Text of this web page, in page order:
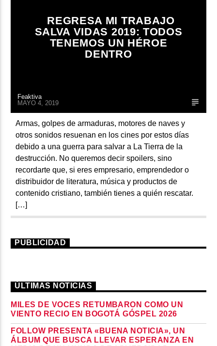
REGRESA MI TRABAJO
SALVA VIDAS 2019: TODOS
TENEMOS UN HÉROE
DENTRO
Feaktiva
MAYO 4, 2019
Armas, golpes de armaduras, motores de naves y
otros sonidos resuenan en los cines por estos días
debido a una guerra para salvar a La Tierra de la
destrucción. No queremos decir spoilers, sino
recordarte que, si eres empresario, emprendedor o
distribuidor de literatura, música y productos de
contenido cristiano, también tienes a quién rescatar.
[…]
PUBLICIDAD
ÚLTIMAS NOTICIAS
MILES DE VOCES RETUMBARON COMO UN
VIENTO RECIO EN BOGOTÁ GÓSPEL 2026
FOLLOW PRESENTA «BUENA NOTICIA», UN
ÁLBUM QUE BUSCA LLEVAR ESPERANZA EN